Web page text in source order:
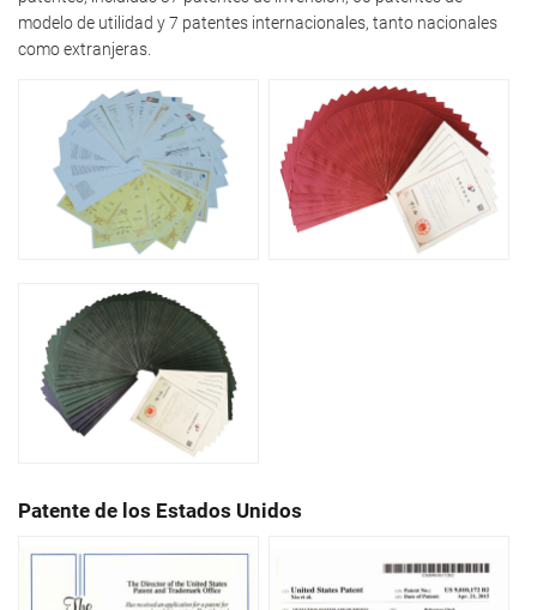
modelo de utilidad y 7 patentes internacionales, tanto nacionales
como extranjeras.
Patente de los Estados Unidos